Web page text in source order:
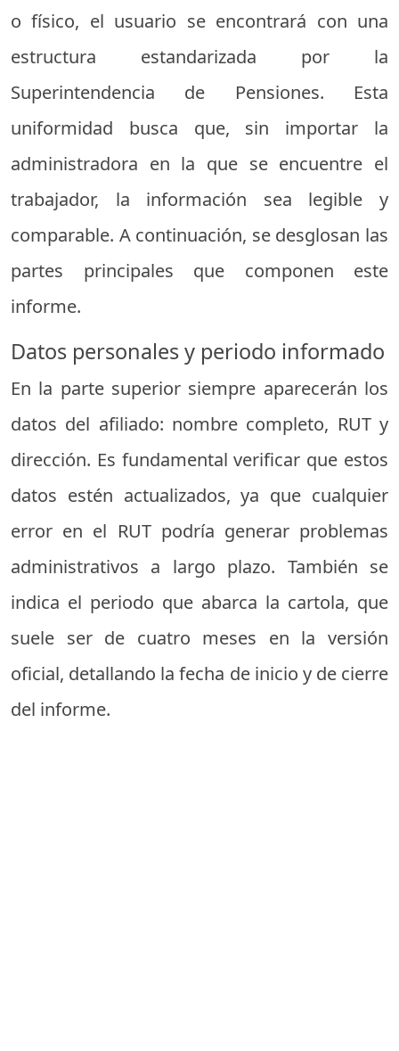
o físico, el usuario se encontrará con una
estructura estandarizada por la
Superintendencia de Pensiones. Esta
uniformidad busca que, sin importar la
administradora en la que se encuentre el
trabajador, la información sea legible y
comparable. A continuación, se desglosan las
partes principales que componen este
informe.
Datos personales y periodo informado
En la parte superior siempre aparecerán los
datos del afiliado: nombre completo, RUT y
dirección. Es fundamental verificar que estos
datos estén actualizados, ya que cualquier
error en el RUT podría generar problemas
administrativos a largo plazo. También se
indica el periodo que abarca la cartola, que
suele ser de cuatro meses en la versión
oficial, detallando la fecha de inicio y de cierre
del informe.